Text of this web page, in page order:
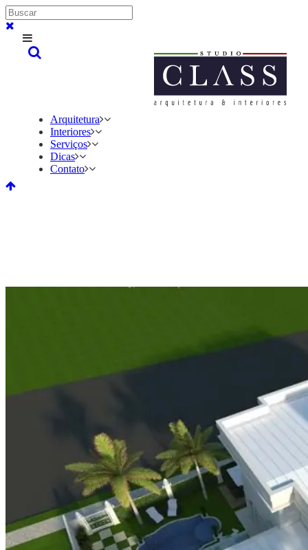
Arquitetura
Interiores
Serviços
Dicas
Contato